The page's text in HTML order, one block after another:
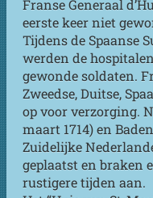
Franse Generaal
eerste keer niet
Tijdens de Spaanse
werden de
gewonde soldaten.
Zweedse, Duitse,
op voor verzorging.
maart 1714) en
Zuidelijke
geplaatst en braken
rustigere tijden aan.